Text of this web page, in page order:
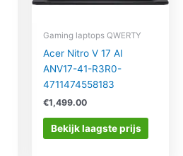
Gaming laptops QWERTY
Acer Nitro V 17 AI
ANV17-41-R3R0-
4711474558183
€1,499.00
Bekijk laagste prijs